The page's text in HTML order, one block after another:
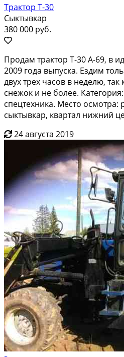
Трактор Т-30
Сыктывкар
380 000 руб.
Продам трактор Т-30 А-69, в
2009 года выпуска. Ездим
двух трех часов в неделю, так
снежок и не более.
спецтехника. Место осмотра:
сыктывкар, квартал нижний
24 августа 2019